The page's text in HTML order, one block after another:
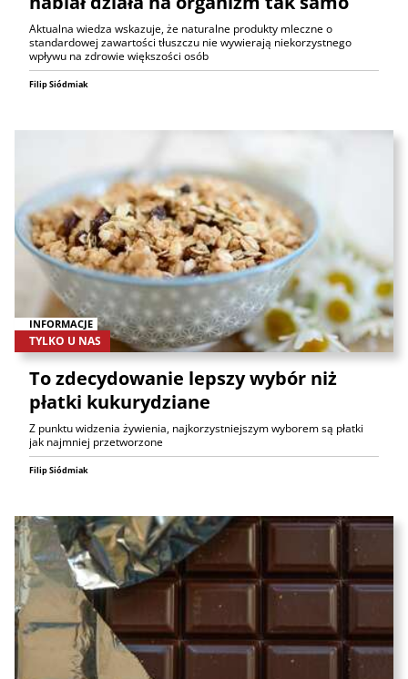
Aktualna wiedza wskazuje, że naturalne produkty mleczne o
standardowej zawartości tłuszczu nie wywierają niekorzystnego
wpływu na zdrowie większości osób
Filip Siódmiak
INFORMACJE
TYLKO U NAS
To zdecydowanie lepszy wybór niż
płatki kukurydziane
Z punktu widzenia żywienia, najkorzystniejszym wyborem są płatki
jak najmniej przetworzone
Filip Siódmiak